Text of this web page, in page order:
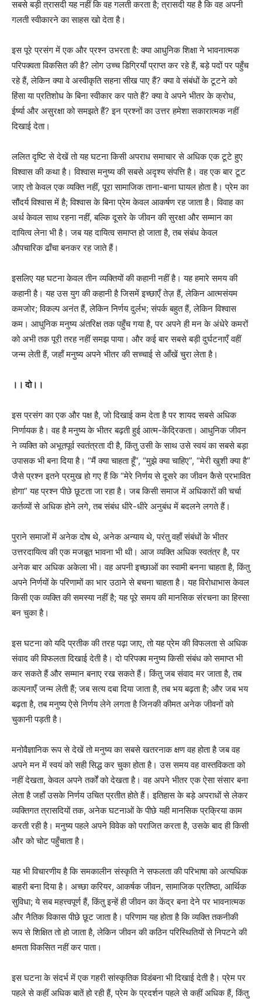
सबसे बड़ी त्रासदी यह नहीं कि वह गलती करता है; त्रासदी यह है कि वह अपनी
गलती स्वीकारने का साहस खो देता है।
इस पूरे प्रसंग में एक और प्रश्न उभरता है: क्या आधुनिक शिक्षा ने भावनात्मक
परिपक्वता विकसित की है? लोग उच्च डिग्रियाँ प्राप्त कर रहे हैं, बड़े पदों पर पहुँच
रहे हैं, लेकिन क्या वे अस्वीकृति सहना सीख पाए हैं? क्या वे संबंधों के टूटने को
हिंसा या प्रतिशोध के बिना स्वीकार कर पाते हैं? क्या वे अपने भीतर के क्रोध,
ईर्ष्या और असुरक्षा को समझते हैं? इन प्रश्नों का उत्तर हमेशा सकारात्मक नहीं
दिखाई देता।
ललित दृष्टि से देखें तो यह घटना किसी अपराध समाचार से अधिक एक टूटे हुए
विश्वास की कथा है। विश्वास मनुष्य की सबसे अदृश्य संपत्ति है। वह एक बार टूट
जाए तो केवल एक व्यक्ति नहीं, पूरा सामाजिक ताना-बाना घायल होता है। प्रेम का
सौंदर्य विश्वास में है; विश्वास के बिना प्रेम केवल आकर्षण रह जाता है। विवाह का
अर्थ केवल साथ रहना नहीं, बल्कि दूसरे के जीवन की सुरक्षा और सम्मान का
दायित्व लेना भी है। जब यह दायित्व समाप्त हो जाता है, तब संबंध केवल
औपचारिक ढाँचा बनकर रह जाते हैं।
इसलिए यह घटना केवल तीन व्यक्तियों की कहानी नहीं है। यह हमारे समय की
कहानी है। यह उस युग की कहानी है जिसमें इच्छाएँ तेज़ हैं, लेकिन आत्मसंयम
कमजोर; विकल्प अनंत हैं, लेकिन निर्णय दुर्लभ; संपर्क बहुत हैं, लेकिन विश्वास
कम। आधुनिक मनुष्य अंतरिक्ष तक पहुँच गया है, पर अपने ही मन के अंधेरे कमरों
को अभी तक पूरी तरह नहीं समझ पाया। और कई बार सबसे बड़ी दुर्घटनाएँ वहीं
जन्म लेती हैं, जहाँ मनुष्य अपने भीतर की सच्चाई से आँखें चुरा लेता है।
।। दो।।
इस प्रसंग का एक और पक्ष है, जो दिखाई कम देता है पर शायद सबसे अधिक
निर्णायक है। वह है मनुष्य के भीतर बढ़ती हुई आत्म-केंद्रिकता। आधुनिक जीवन
ने व्यक्ति को अभूतपूर्व स्वतंत्रता दी है, किंतु उसी के साथ उसे स्वयं का सबसे बड़ा
उपासक भी बना दिया है। “मैं क्या चाहता हूँ”, “मुझे क्या चाहिए”, “मेरी खुशी क्या है”
जैसे प्रश्न इतने प्रमुख हो गए हैं कि “मेरे निर्णय से दूसरे का जीवन कैसे प्रभावित
होगा” यह प्रश्न पीछे छूटता जा रहा है। जब किसी समाज में अधिकारों की चर्चा
कर्तव्यों से अधिक होने लगे, तब संबंध धीरे-धीरे अनुबंध में बदलने लगते हैं।
पुराने समाजों में अनेक दोष थे, अनेक अन्याय थे, परंतु वहाँ संबंधों के भीतर
उत्तरदायित्व की एक मजबूत भावना भी थी। आज व्यक्ति अधिक स्वतंत्र है, पर
अनेक बार अधिक अकेला भी। वह अपनी इच्छाओं का स्वामी बनना चाहता है, किंतु
अपने निर्णयों के परिणामों का भार उठाने से बचना चाहता है। यह विरोधाभास केवल
किसी एक व्यक्ति की समस्या नहीं है; यह पूरे समय की मानसिक संरचना का हिस्सा
बन चुका है।
इस घटना को यदि प्रतीक की तरह पढ़ा जाए, तो यह प्रेम की विफलता से अधिक
संवाद की विफलता दिखाई देती है। दो परिपक्व मनुष्य किसी संबंध को समाप्त भी
कर सकते हैं और सम्मान बनाए रख सकते हैं। किंतु जब संवाद मर जाता है, तब
कल्पनाएँ जन्म लेती हैं; जब सत्य दबा दिया जाता है, तब भय बढ़ता है; और जब भय
बढ़ता है, तब मनुष्य ऐसे निर्णय लेने लगता है जिनकी कीमत अनेक जीवनों को
चुकानी पड़ती है।
मनोवैज्ञानिक रूप से देखें तो मनुष्य का सबसे खतरनाक क्षण वह होता है जब वह
अपने मन में स्वयं को सही सिद्ध कर चुका होता है। उस समय वह वास्तविकता को
नहीं देखता, केवल अपने तर्कों को देखता है। वह अपने भीतर एक ऐसा संसार बना
लेता है जहाँ उसके निर्णय उचित प्रतीत होते हैं। इतिहास के बड़े अपराधों से लेकर
व्यक्तिगत त्रासदियों तक, अनेक घटनाओं के पीछे यही मानसिक प्रक्रिया काम
करती रही है। मनुष्य पहले अपने विवेक को पराजित करता है, उसके बाद ही किसी
और को चोट पहुँचाता है।
यह भी विचारणीय है कि समकालीन संस्कृति ने सफलता की परिभाषा को अत्यधिक
बाहरी बना दिया है। अच्छा करियर, आकर्षक जीवन, सामाजिक प्रतिष्ठा, आर्थिक
सुविधा; ये सब महत्त्वपूर्ण हैं, किंतु इन्हें ही जीवन का केंद्र बना देने पर भावनात्मक
और नैतिक विकास पीछे छूट जाता है। परिणाम यह होता है कि व्यक्ति तकनीकी
रूप से शिक्षित तो हो जाता है, लेकिन जीवन की कठिन परिस्थितियों से निपटने की
क्षमता विकसित नहीं कर पाता।
इस घटना के संदर्भ में एक गहरी सांस्कृतिक विडंबना भी दिखाई देती है। प्रेम पर
पहले से कहीं अधिक बातें हो रही हैं, प्रेम के प्रदर्शन पहले से कहीं अधिक हैं, किंतु